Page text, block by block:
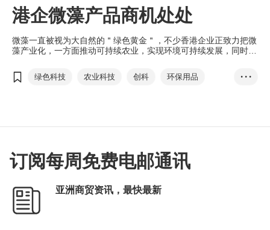
港企微藻产品商机处处
微藻一直被视为大自然的＂绿色黄金＂，不少香港企业正致力把微
藻产业化，一方面推动可持续农业，实现环境可持续发展，同时开
绿色科技 农业科技 创科
环保用品
• • •
订阅每周免费电邮通讯
亚洲商贸资讯，最快最新